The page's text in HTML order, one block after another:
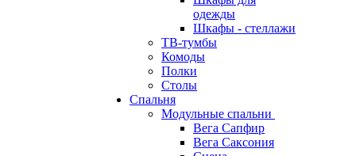
одежды
Шкафы - стеллажи
ТВ-тумбы
Комоды
Полки
Столы
Спальня
Модульные спальни
Вега Сапфир
Вега Саксония